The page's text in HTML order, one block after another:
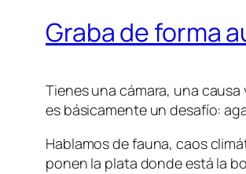
Graba de forma
Tienes una cámara, una
es básicamente un desafío:
Hablamos de fauna, caos
ponen la plata donde está la